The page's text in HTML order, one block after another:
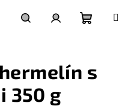
košík
s
350 g